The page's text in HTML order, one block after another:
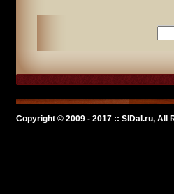
Copyright © 2009 - 2017 :: SlDal.ru, All